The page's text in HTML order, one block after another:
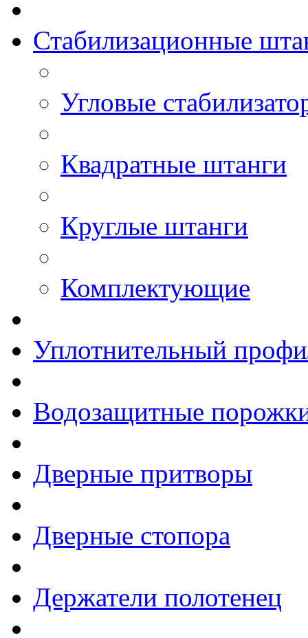
Стабилизационные
Угловые
Квадратные штанги
Круглые штанги
Комплектующие
Уплотнительный
Водозащитные
Дверные притворы
Дверные стопора
Держатели полотенец